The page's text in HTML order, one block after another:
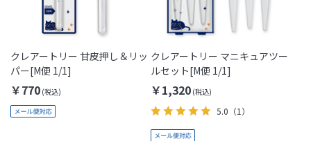
クレアートリー 甘皮押し＆リッ
パー[M便 1/1]
￥770
クレアートリー マニキュアツー
ルセット[M便 1/1]
￥1,320
5.0 （1）